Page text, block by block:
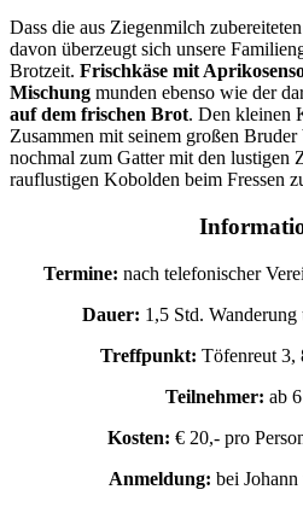
Dass die aus Ziegenmilch
davon überzeugt sich unsere
Brotzeit. Frischkäse mit
Mischung munden ebenso wie der
auf dem frischen Brot. Den kleinen
Zusammen mit seinem großen
nochmal zum Gatter mit den lustigen
rauflustigen Kobolden beim Fressen
Termine: nach telefonischer
Dauer: 1,5 Std.
Treffpunkt: Töfenreut 3,
Teilnehmer: ab
Kosten: € 20,- pro
Anmeldung: bei